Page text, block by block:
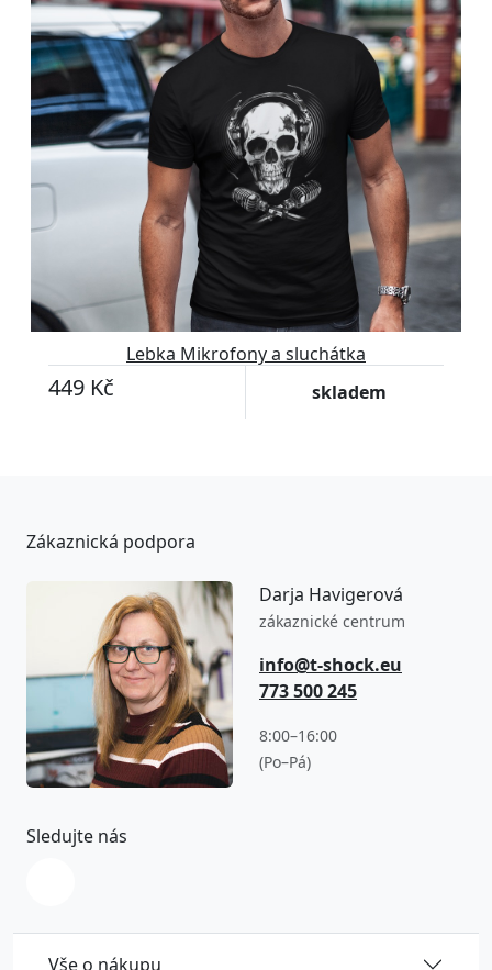
Lebka Mikrofony a sluchátka
449 Kč skladem
Vše o nákupu
Zákaznická podpora
Darja Havigerová
zákaznické centrum
info@t-shock.eu
773 500 245
8:00–16:00
(Po–Pá)
Sledujte nás